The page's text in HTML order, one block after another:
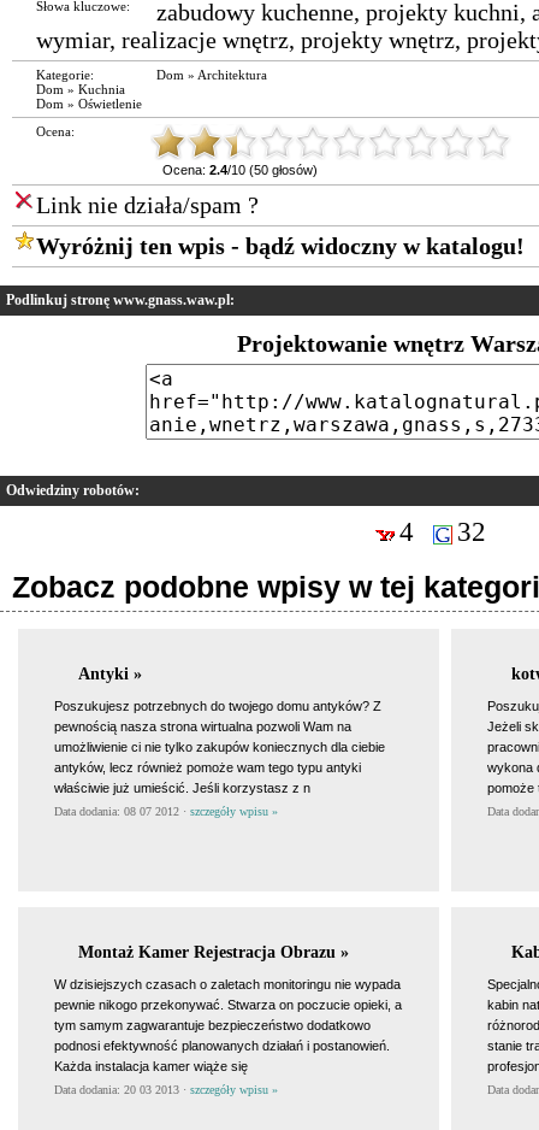
Słowa kluczowe: zabudowy kuchenne, projekty kuchni,
wymiar, realizacje wnętrz, projekty wnętrz,
Kategorie: Dom » Architektura
Dom » Kuchnia
Dom » Oświetlenie
Ocena:
Ocena: 2.4/10 (50 głosów)
Link nie działa/spam ?
Wyróżnij ten wpis - bądź widoczny w katalogu!
Podlinkuj stronę www.gnass.waw.pl:
Projektowanie wnętrz
Odwiedziny robotów:
4 32
Zobacz podobne wpisy w tej
Antyki »
Poszukujesz potrzebnych do twojego domu antyków? Z
pewnością nasza strona wirtualna pozwoli Wam na
umożliwienie ci nie tylko zakupów koniecznych dla ciebie
antyków, lecz również pomoże wam tego typu antyki
właściwie już umieścić. Jeśli korzystasz z n
Data dodania: 08 07 2012 · szczegóły wpisu »
Jeżeli
wykona
pomoże
Data
Montaż Kamer Rejestracja Obrazu »
W dzisiejszych czasach o zaletach monitoringu nie wypada
pewnie nikogo przekonywać. Stwarza on poczucie opieki, a
tym samym zagwarantuje bezpieczeństwo dodatkowo
podnosi efektywność planowanych działań i postanowień.
Każda instalacja kamer wiąże się
Data dodania: 20 03 2013 · szczegóły wpisu »
kabin
stanie
Data